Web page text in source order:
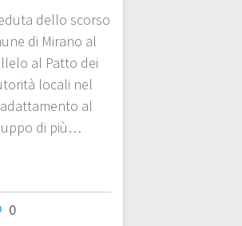
dello scorso
di Mirano al
al Patto dei
locali nel
al
di più…
0